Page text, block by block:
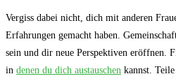
Vergiss dabei nicht, dich mit anderen
Erfahrungen gemacht haben.
sein und dir neue Perspektiven eröffnen.
in denen du dich austauschen kannst.